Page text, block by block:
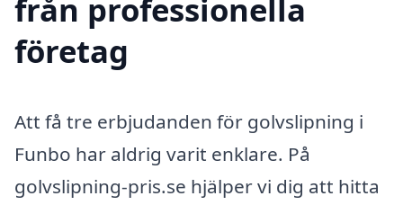
från professionella
företag
Att få tre erbjudanden för golvslipning i
Funbo har aldrig varit enklare. På
golvslipning-pris.se hjälper vi dig att hitta